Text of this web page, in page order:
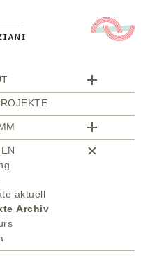
aktuell
Archiv